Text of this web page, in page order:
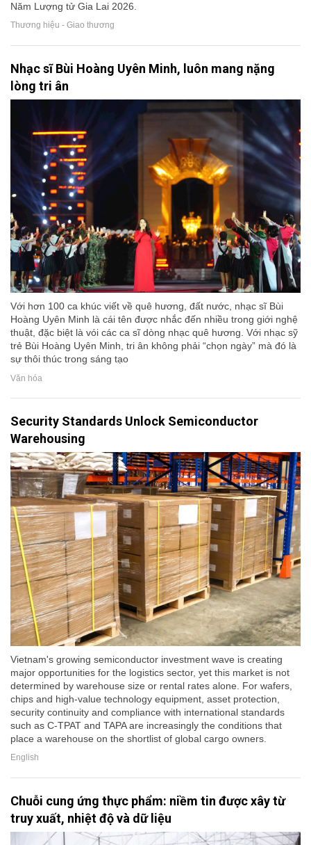
Năm Lượng tử Gia Lai 2026.
Thương hiệu - Giao thương
Nhạc sĩ Bùi Hoàng Uyên Minh, luôn mang nặng
lòng tri ân
Với hơn 100 ca khúc viết về quê hương, đất nước, nhạc sĩ Bùi
Hoàng Uyên Minh là cái tên được nhắc đến nhiều trong giới nghệ
thuật, đặc biệt là vói các ca sĩ dòng nhạc quê hương. Với nhạc sỹ
trẻ Bùi Hoàng Uyên Minh, tri ân không phải “chọn ngày” mà đó là
sự thôi thúc trong sáng tạo
Văn hóa
Security Standards Unlock Semiconductor
Warehousing
Vietnam's growing semiconductor investment wave is creating
major opportunities for the logistics sector, yet this market is not
determined by warehouse size or rental rates alone. For wafers,
chips and high-value technology equipment, asset protection,
security continuity and compliance with international standards
such as C-TPAT and TAPA are increasingly the conditions that
place a warehouse on the shortlist of global cargo owners.
English
Chuỗi cung ứng thực phẩm: niềm tin được xây từ
truy xuất, nhiệt độ và dữ liệu